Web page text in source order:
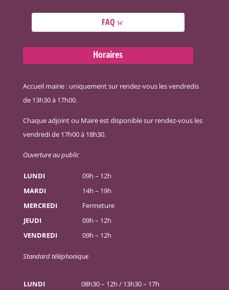
FAQ
Horaires
Accueil mairie : uniquement sur rendez-vous les vendredis
de 13h30 à 17h00.
Chaque adjoint ou Maire est disponible sur rendez-vous les
vendredi de 17h00 à 18h30.
Ouverture au public
LUNDI
09h – 12h
MARDI
14h – 19h
MERCREDI
Fermeture
JEUDI
09h – 12h
VENDREDI
09h – 12h
Standard téléphonique
LUNDI
08h30 – 12h / 13h30 – 17h